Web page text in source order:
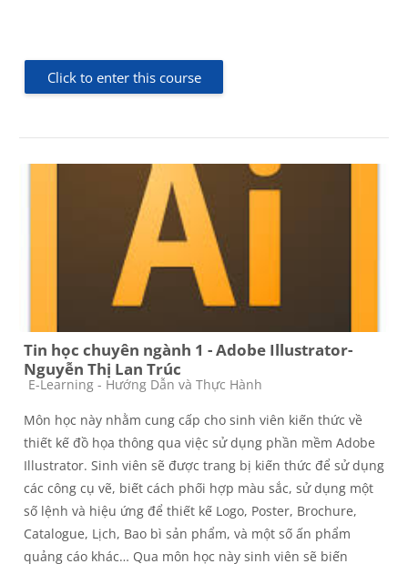
Click to enter this course
Tin học chuyên ngành 1 - Adobe Illustrator-
Nguyễn Thị Lan Trúc
Course category
E-Learning - Hướng Dẫn và Thực Hành
Môn học này nhằm cung cấp cho sinh viên kiến thức về
thiết kế đồ họa thông qua việc sử dụng phần mềm Adobe
Illustrator. Sinh viên sẽ được trang bị kiến thức để sử dụng
các công cụ vẽ, biết cách phối hợp màu sắc, sử dụng một
số lệnh và hiệu ứng để thiết kế Logo, Poster, Brochure,
Catalogue, Lịch, Bao bì sản phẩm, và một số ấn phẩm
quảng cáo khác… Qua môn học này sinh viên sẽ biến